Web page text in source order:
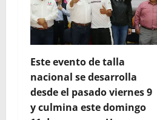
Este evento de talla
nacional se desarrolla
desde el pasado viernes 9
y culmina este domingo